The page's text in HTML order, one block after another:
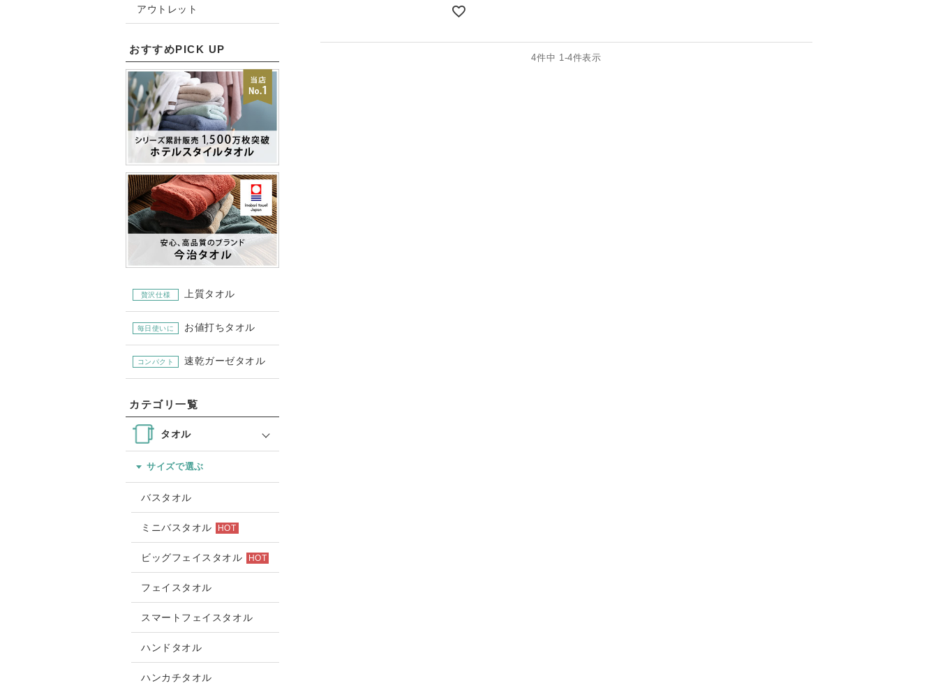
アウトレット
おすすめPICK UP
贅沢仕様 上質タオル
毎日使いに お値打ちタオル
コンパクト 速乾ガーゼタオル
カテゴリ一覧
タオル
サイズで選ぶ
バスタオル
ミニバスタオル HOT
ビッグフェイスタオル HOT
フェイスタオル
スマートフェイスタオル
ハンドタオル
ハンカチタオル
4件中 1-4件表示